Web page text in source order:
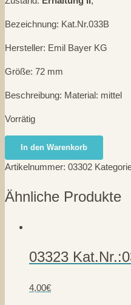
Bezeichnung: Kat.Nr.033B
Hersteller: Emil Bayer KG
Größe: 72 mm
Beschreibung: Material: mittel
Vorrätig
03302
Kat.Nr.:033B
"Weit
Falke"
In den Warenkorb
Artikelnummer: 03302
Ähnliche Produkte
03323
4,00€